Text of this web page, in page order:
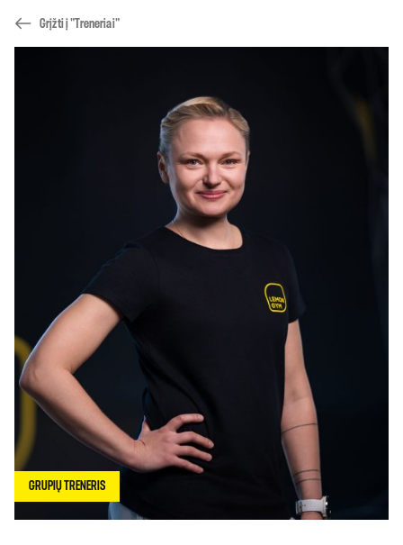
Grįžti į "Treneriai"
GRUPIŲ TRENERIS